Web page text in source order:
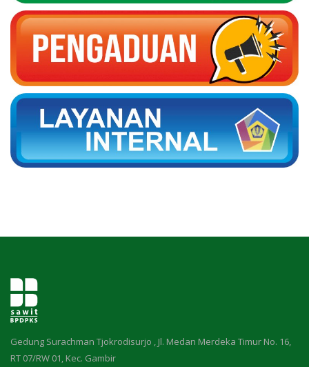
Gedung Surachman Tjokrodisurjo , Jl. Medan Merdeka Timur No. 16,
RT 07/RW 01, Kec. Gambir